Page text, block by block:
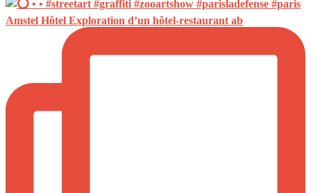
Amstel Hôtel Exploration d’un hôtel-restaurant ab